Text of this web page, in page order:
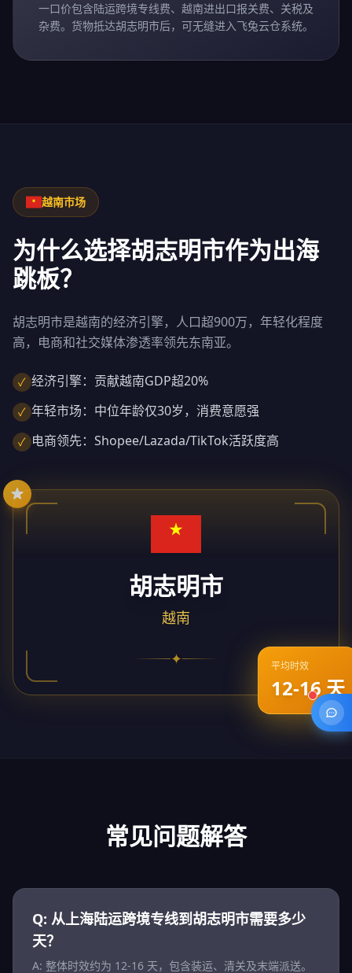
一口价包含陆运跨境专线费、越南进出口报关费、关税及
杂费。货物抵达胡志明市后，可无缝进入飞兔云仓系统。
越南市场
为什么选择胡志明市作为出海
跳板？
胡志明市是越南的经济引擎，人口超900万，年轻化程度
高，电商和社交媒体渗透率领先东南亚。
✓ 经济引擎：贡献越南GDP超20%
✓ 年轻市场：中位年龄仅30岁，消费意愿强
✓ 电商领先：Shopee/Lazada/TikTok活跃度高
胡志明市
越南
✦ 平均时效
12-16 天
常见问题解答
Q: 从上海陆运跨境专线到胡志明市需要多少
天？
A: 整体时效约为 12-16 天，包含装运、清关及末端派送。